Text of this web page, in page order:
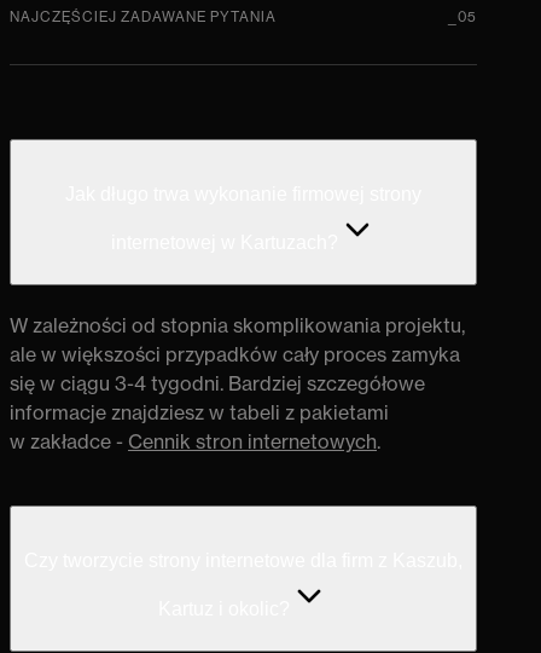
NAJCZĘŚCIEJ ZADAWANE PYTANIA _05
W zależności od stopnia skomplikowania projektu,
ale w większości przypadków cały proces zamyka
się w ciągu 3-4 tygodni. Bardziej szczegółowe
informacje znajdziesz w tabeli z pakietami
w zakładce - Cennik stron internetowych.